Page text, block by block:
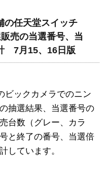
の任天堂スイッチ
売の当選番号、当
7月15、16日版
ビックカメラでのニン
抽選結果、当選番号の
台数（グレー、カラ
と終了の番号、当選倍
しています。